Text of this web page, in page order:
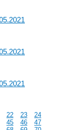
22 23
24
45 46
47